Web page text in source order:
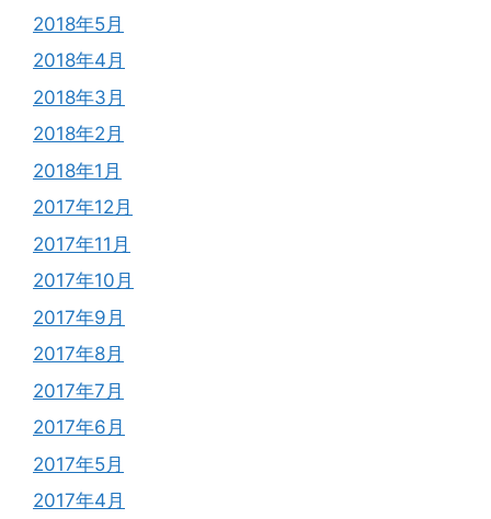
2018年5月
2018年4月
2018年3月
2018年2月
2018年1月
2017年12月
2017年11月
2017年10月
2017年9月
2017年8月
2017年7月
2017年6月
2017年5月
2017年4月